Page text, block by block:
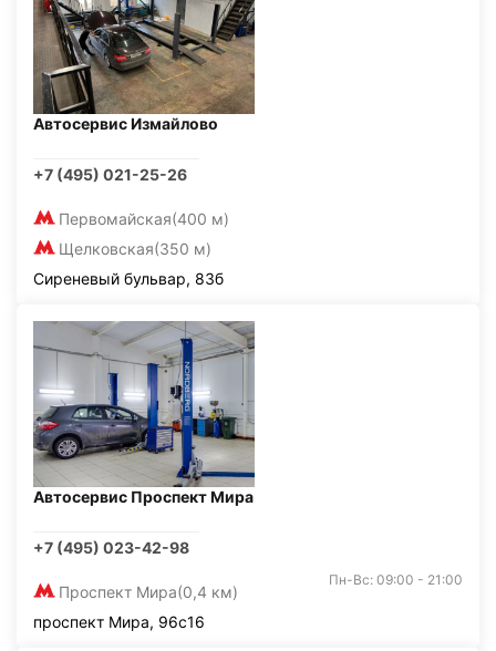
Автосервис Измайлово
+7 (495) 021-25-26
Первомайская(400 м)
Щелковская(350 м)
Сиреневый бульвар, 83б
Автосервис Проспект Мира
+7 (495) 023-42-98
Проспект Мира(0,4 км)
Пн-Вс: 09:00 - 21:00
проспект Мира, 96с16